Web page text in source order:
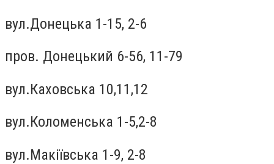
вул.Донецька 1-15, 2-6
пров. Донецький 6-56, 11-79
вул.Каховська 10,11,12
вул.Коломенська 1-5,2-8
вул.Макiївська 1-9, 2-8